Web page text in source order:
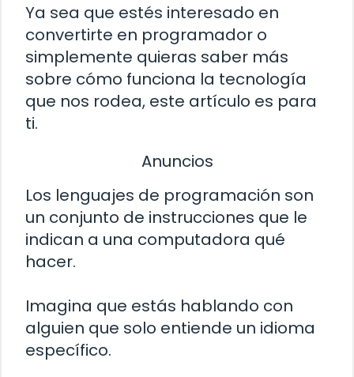
Ya sea que estés interesado en
convertirte en programador o
simplemente quieras saber más
sobre cómo funciona la tecnología
que nos rodea, este artículo es para
ti.
Anuncios
Los lenguajes de programación son
un conjunto de instrucciones que le
indican a una computadora qué
hacer.
Imagina que estás hablando con
alguien que solo entiende un idioma
específico.